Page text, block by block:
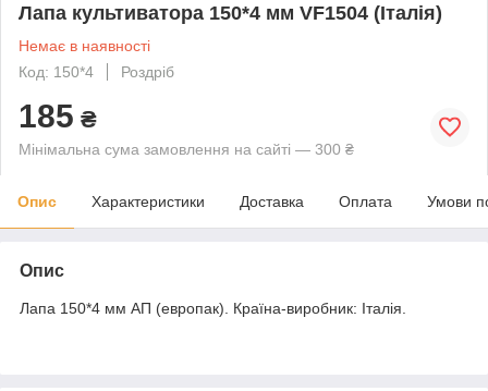
Лапа культиватора 150*4 мм VF1504 (Італія)
Немає в наявності
Код: 150*4
Роздріб
185 ₴
Мінімальна сума замовлення на сайті — 300 ₴
Опис Характеристики Доставка Оплата Умови
Опис
Лапа 150*4 мм АП (европак). Країна-виробник: Італія.